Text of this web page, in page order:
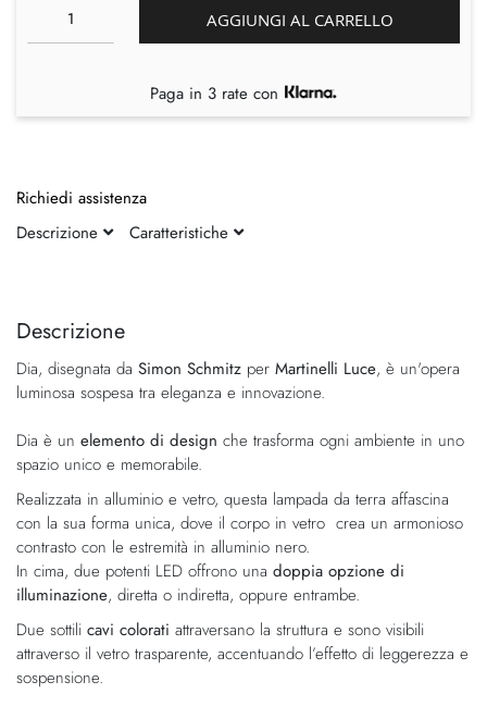
fine
galleria
di
della
di
immagini
Descrizione
Dia, disegnata da Simon Schmitz per Martinelli Luce, è un'opera
luminosa sospesa tra eleganza e innovazione.
Dia è un elemento di design che trasforma ogni ambiente in uno
spazio unico e memorabile.
Realizzata in alluminio e vetro, questa lampada da terra affascina
con la sua forma unica, dove il corpo in vetro crea un armonioso
contrasto con le estremità in alluminio nero.
In cima, due potenti LED offrono una doppia opzione di
illuminazione, diretta o indiretta, oppure entrambe.
Due sottili cavi colorati attraversano la struttura e sono visibili
attraverso il vetro trasparente, accentuando l’effetto di leggerezza e
sospensione.
AGGIUNGI AL CARRELLO
Paga in 3 rate con
Richiedi assistenza
Descrizione
Caratteristiche